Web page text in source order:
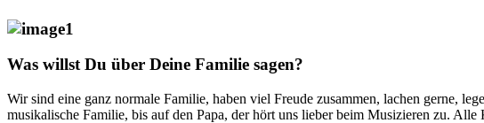
Was willst Du über Deine Familie sagen?
Wir sind eine ganz normale Familie, haben viel Freude zusammen, lachen gerne,
musikalische Familie, bis auf den Papa, der hört uns lieber beim Musizieren zu.